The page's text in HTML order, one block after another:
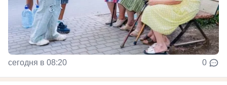
сегодня в 08:20 0